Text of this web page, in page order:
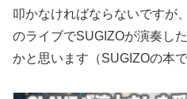
叩かなければならないですが
のライブでSUGIZOが演奏し
かと思います（SUGIZOの本